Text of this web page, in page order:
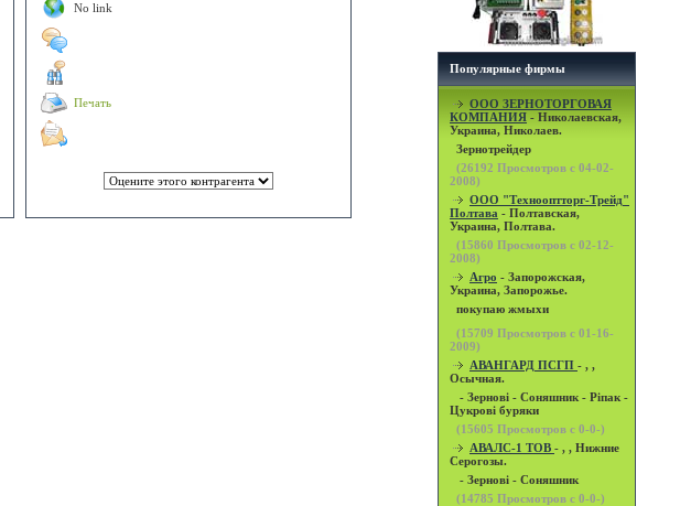
No link
Печать
Популярные фирмы
OOO ЗЕРНОТОРГОВАЯ
КОМПАНИЯ - Николаевская,
Украина, Николаев.
Зернотрейдер
(26192 Просмотров с 04-02-
2008)
ООО "Технооптторг-Трейд"
Полтава - Полтавская,
Украина, Полтава.
(15860 Просмотров с 02-12-
2008)
Агро - Запорожская,
Украина, Запорожье.
покупаю жмыхи
(15709 Просмотров с 01-16-
2009)
АВАНГАРД ПСГП - , ,
Осычная.
- Зернові - Соняшник - Ріпак -
Цукрові буряки
(15605 Просмотров с 0-0-)
АВАЛС-1 ТОВ - , , Нижние
Серогозы.
- Зернові - Соняшник
(14785 Просмотров с 0-0-)